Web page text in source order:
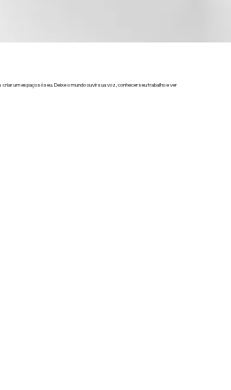
criar um espaço só seu. Deixe o mundo ouvir sua voz, conhecer seu trabalho e ver